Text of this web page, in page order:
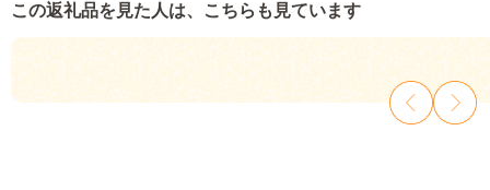
この返礼品を見た人は、こちらも見ています